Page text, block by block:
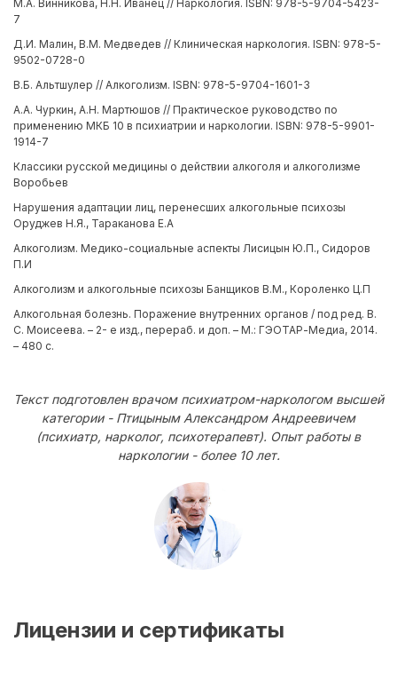
М.А. Винникова, Н.Н. Иванец // Наркология. ISBN: 978-5-9704-5423-
7
Д.И. Малин, В.М. Медведев // Клиническая наркология. ISBN: 978-5-
9502-0728-0
В.Б. Альтшулер // Алкоголизм. ISBN: 978-5-9704-1601-3
А.А. Чуркин, А.Н. Мартюшов // Практическое руководство по
применению МКБ 10 в психиатрии и наркологии. ISBN: 978-5-9901-
1914-7
Классики русской медицины о действии алкоголя и алкоголизме
Воробьев
Нарушения адаптации лиц, перенесших алкогольные психозы
Оруджев Н.Я., Тараканова Е.А
Алкоголизм. Медико-социальные аспекты Лисицын Ю.П., Сидоров
П.И
Алкоголизм и алкогольные психозы Банщиков В.М., Короленко Ц.П
Алкогольная болезнь. Поражение внутренних органов / под ред. В.
С. Моисеева. – 2- е изд., перераб. и доп. – М.: ГЭОТАР-Медиа, 2014.
– 480 с.
Текст подготовлен врачом психиатром-наркологом высшей
категории - Птицыным Александром Андреевичем
(психиатр, нарколог, психотерапевт). Опыт работы в
наркологии - более 10 лет.
Лицензии и сертификаты